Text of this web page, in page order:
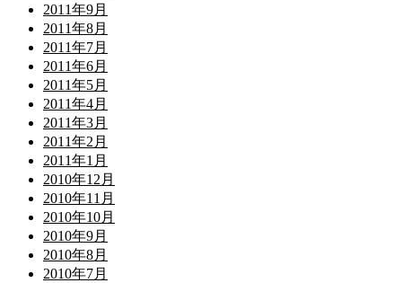
2011年9月
2011年8月
2011年7月
2011年6月
2011年5月
2011年4月
2011年3月
2011年2月
2011年1月
2010年12月
2010年11月
2010年10月
2010年9月
2010年8月
2010年7月